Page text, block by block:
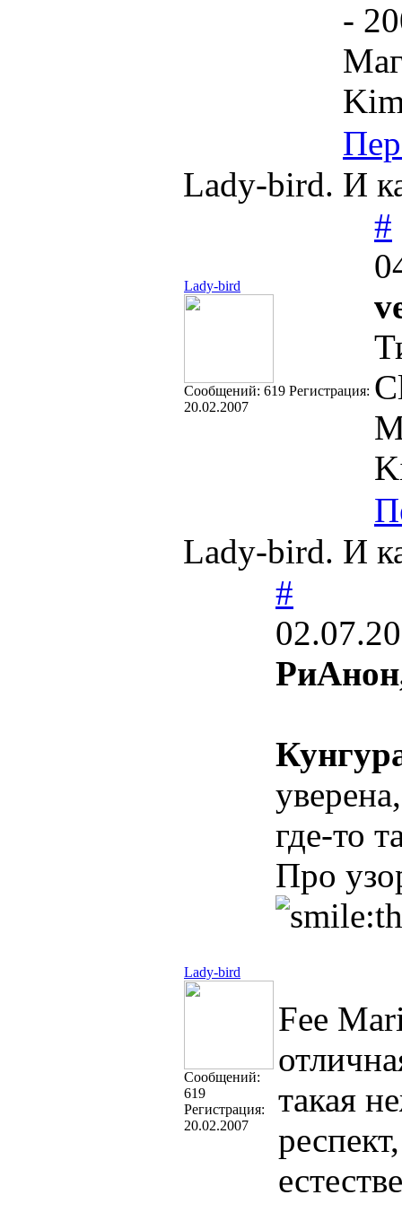
-
Lady-bird. И
Lady-bird
Cообщений: 619 Регистрация:
20.02.2007
#
Lady-bird. И
Lady-bird
Cообщений:
619
Регистрация:
20.02.2007
#
где-то
Про
Fee
такая